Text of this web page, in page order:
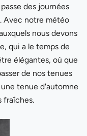
des journées
Avec notre météo
nous devons
qui a le temps de
élégantes, où que
de nos tenues
tenue d'automne
fraîches.